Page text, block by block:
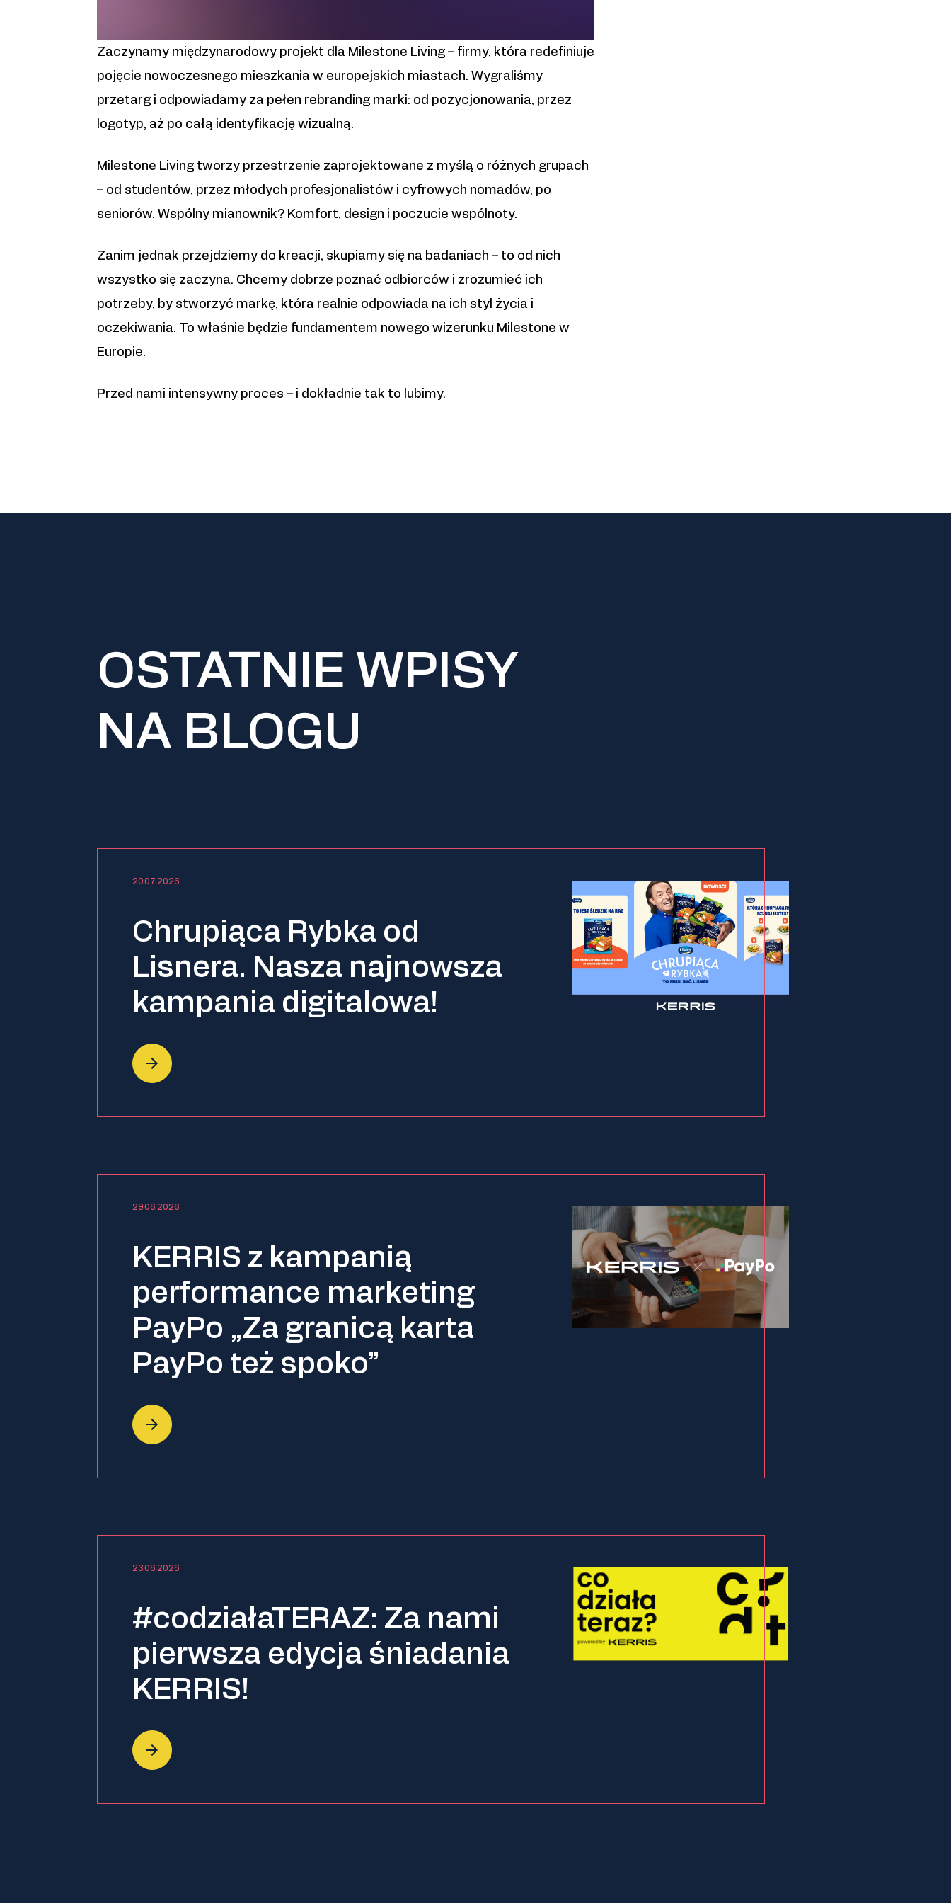
Zaczynamy międzynarodowy projekt dla Milestone Living – firmy, która redefiniuje
pojęcie nowoczesnego mieszkania w europejskich miastach. Wygraliśmy
przetarg i odpowiadamy za pełen rebranding marki: od pozycjonowania, przez
logotyp, aż po całą identyfikację wizualną.
Milestone Living tworzy przestrzenie zaprojektowane z myślą o różnych grupach
– od studentów, przez młodych profesjonalistów i cyfrowych nomadów, po
seniorów. Wspólny mianownik? Komfort, design i poczucie wspólnoty.
Zanim jednak przejdziemy do kreacji, skupiamy się na badaniach – to od nich
wszystko się zaczyna. Chcemy dobrze poznać odbiorców i zrozumieć ich
potrzeby, by stworzyć markę, która realnie odpowiada na ich styl życia i
oczekiwania. To właśnie będzie fundamentem nowego wizerunku Milestone w
Europie.
Przed nami intensywny proces – i dokładnie tak to lubimy.
OSTATNIE WPISY
NA BLOGU
20.07.2026
Chrupiąca Rybka od
Lisnera. Nasza najnowsza
kampania digitalowa!
29.06.2026
KERRIS z kampanią
performance marketing
PayPo „Za granicą karta
PayPo też spoko”
23.06.2026
#codziałaTERAZ: Za nami
pierwsza edycja śniadania
KERRIS!